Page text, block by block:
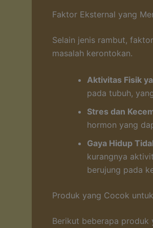
Faktor Eksternal yang
Selain jenis rambut,
masalah kerontokan.
Aktivitas Fisik
pada tubuh,
Stres dan
hormon yang
Gaya Hidup
kurangnya
berujung pada
Produk yang Cocok
Berikut beberapa produk